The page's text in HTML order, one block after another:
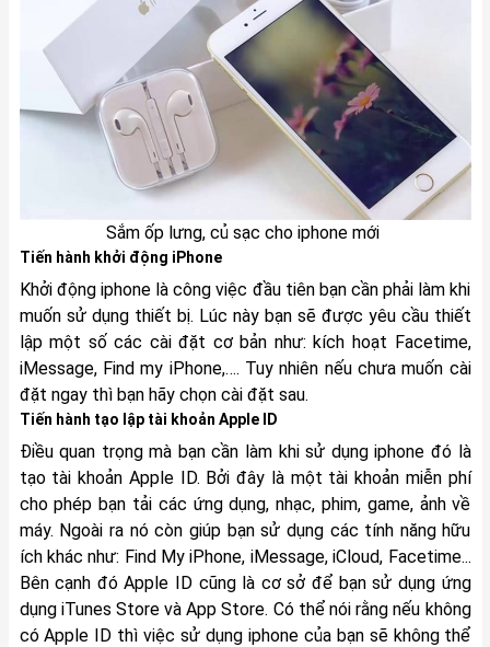
Sắm ốp lưng, củ sạc cho iphone mới
Tiến hành khởi động iPhone
Khởi động iphone là công việc đầu tiên bạn cần phải làm khi
muốn sử dụng thiết bị. Lúc này bạn sẽ được yêu cầu thiết
lập một số các cài đặt cơ bản như: kích hoạt Facetime,
iMessage, Find my iPhone,…. Tuy nhiên nếu chưa muốn cài
đặt ngay thì bạn hãy chọn cài đặt sau.
Tiến hành tạo lập tài khoản Apple ID
Điều quan trọng mà bạn cần làm khi sử dụng iphone đó là
tạo tài khoản Apple ID. Bởi đây là một tài khoản miễn phí
cho phép bạn tải các ứng dụng, nhạc, phim, game, ảnh về
máy. Ngoài ra nó còn giúp bạn sử dụng các tính năng hữu
ích khác như: Find My iPhone, iMessage, iCloud, Facetime...
Bên cạnh đó Apple ID cũng là cơ sở để bạn sử dụng ứng
dụng iTunes Store và App Store. Có thể nói rằng nếu không
có Apple ID thì việc sử dụng iphone của bạn sẽ không thể